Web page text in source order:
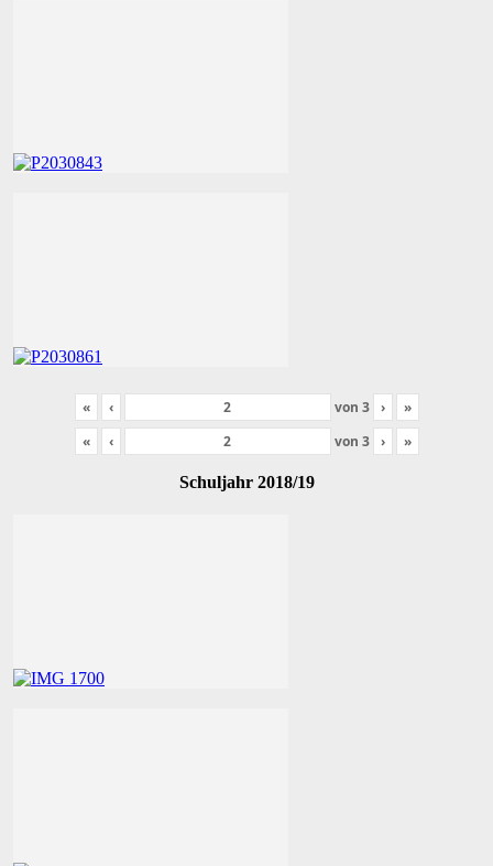
« ‹ von 3 ›
»
«
‹ von 3 › »
Schuljahr 2018/19